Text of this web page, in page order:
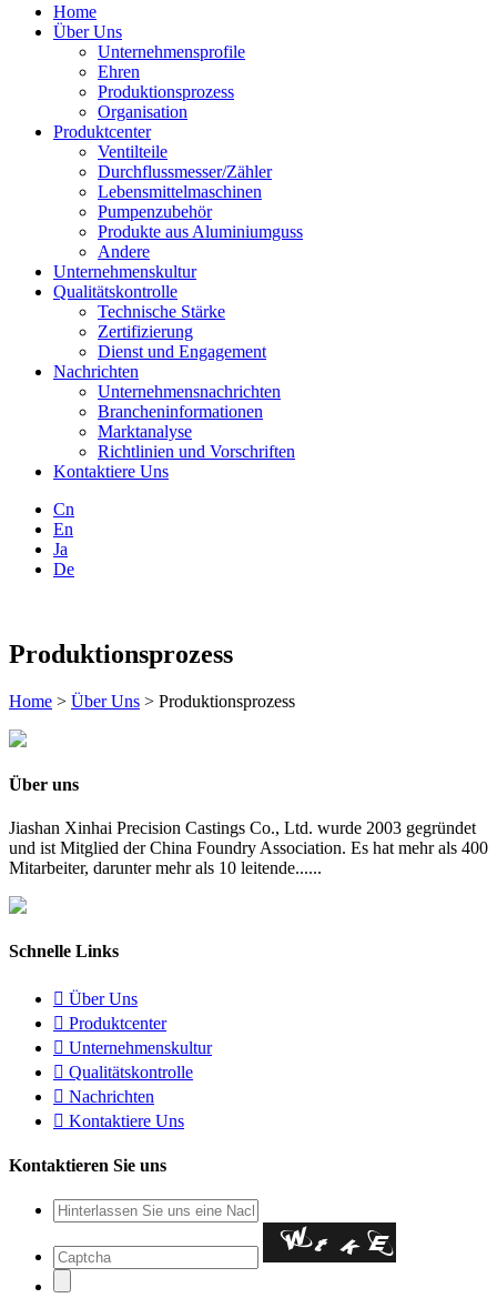
Home
Über Uns
Unternehmensprofile
Ehren
Produktionsprozess
Organisation
Produktcenter
Ventilteile
Durchflussmesser/Zähler
Lebensmittelmaschinen
Pumpenzubehör
Produkte aus Aluminiumguss
Andere
Unternehmenskultur
Qualitätskontrolle
Technische Stärke
Zertifizierung
Dienst und Engagement
Nachrichten
Unternehmensnachrichten
Brancheninformationen
Marktanalyse
Richtlinien und Vorschriften
Kontaktiere Uns
Cn
En
Ja
De
Produktionsprozess
Home > Über Uns > Produktionsprozess
Über uns
Jiashan Xinhai Precision Castings Co., Ltd. wurde 2003 gegründet
und ist Mitglied der China Foundry Association. Es hat mehr als 400
Mitarbeiter, darunter mehr als 10 leitende......
Schnelle Links
 Über Uns
 Produktcenter
 Unternehmenskultur
 Qualitätskontrolle
 Nachrichten
 Kontaktiere Uns
Kontaktieren Sie uns